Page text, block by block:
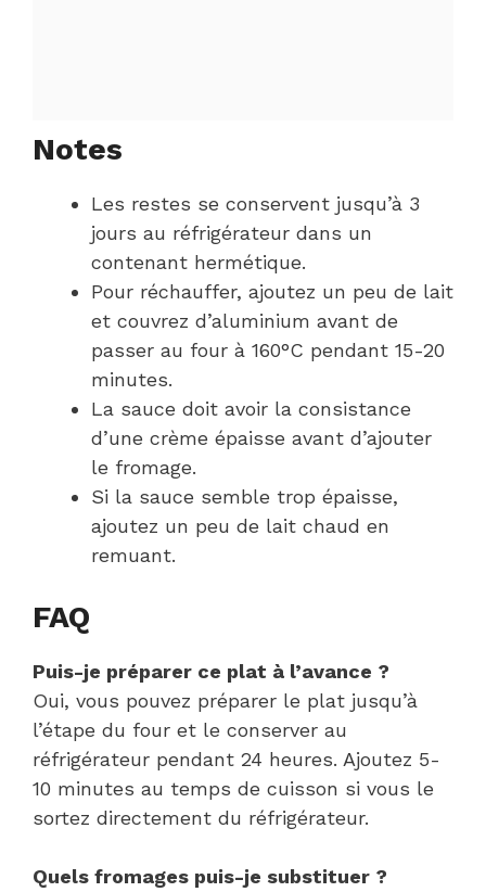
Notes
Les restes se conservent jusqu’à 3
jours au réfrigérateur dans un
contenant hermétique.
Pour réchauffer, ajoutez un peu de lait
et couvrez d’aluminium avant de
passer au four à 160°C pendant 15-20
minutes.
La sauce doit avoir la consistance
d’une crème épaisse avant d’ajouter
le fromage.
Si la sauce semble trop épaisse,
ajoutez un peu de lait chaud en
remuant.
FAQ
Puis-je préparer ce plat à l’avance ?
Oui, vous pouvez préparer le plat jusqu’à
l’étape du four et le conserver au
réfrigérateur pendant 24 heures. Ajoutez 5-
10 minutes au temps de cuisson si vous le
sortez directement du réfrigérateur.
Quels fromages puis-je substituer ?